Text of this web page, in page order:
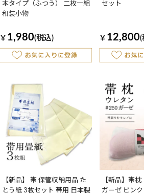
本タイプ（ふつう） 二枚一組
和装小物
￥ 1,980(税込)
セット
￥ 12,800(
【新品】 帯 保管収納用品 た
とう紙 3枚セット 帯用 日本製
【新品】帯
ガーゼ ピン